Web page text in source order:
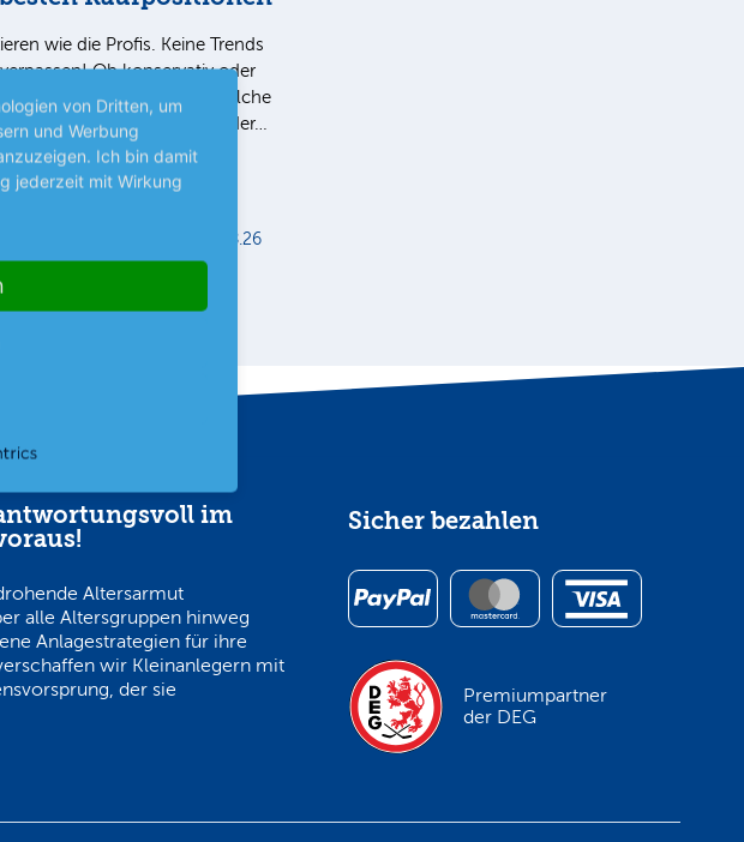
wie die Profis. Keine Trends
Ob konservativ oder
– wir verraten Ihnen, welche
jetzt ins Depot gehören! In der…
05.08.26
im
Altersarmut
alle Altersgruppen hinweg
Anlagestrategien für ihre
wir Kleinanlegern mit
der sie
Sicher bezahlen
Premiumpartner
der DEG
von Dritten, um
und Werbung
Ich bin damit
jederzeit mit Wirkung